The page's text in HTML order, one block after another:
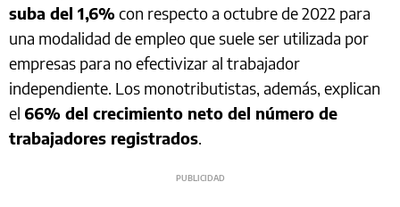
suba del 1,6% con respecto a octubre de 2022 para
una modalidad de empleo que suele ser utilizada por
empresas para no efectivizar al trabajador
independiente. Los monotributistas, además, explican
el 66% del crecimiento neto del número de
trabajadores registrados.